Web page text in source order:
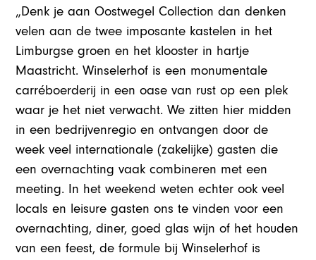
„Denk je aan Oostwegel Collection dan denken
velen aan de twee imposante kastelen in het
Limburgse groen en het klooster in hartje
Maastricht. Winselerhof is een monumentale
carréboerderij in een oase van rust op een plek
waar je het niet verwacht. We zitten hier midden
in een bedrijvenregio en ontvangen door de
week veel internationale (zakelijke) gasten die
een overnachting vaak combineren met een
meeting. In het weekend weten echter ook veel
locals en leisure gasten ons te vinden voor een
overnachting, diner, goed glas wijn of het houden
van een feest, de formule bij Winselerhof is